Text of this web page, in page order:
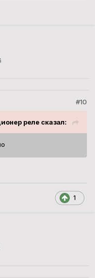
#10
реле сказал:
1